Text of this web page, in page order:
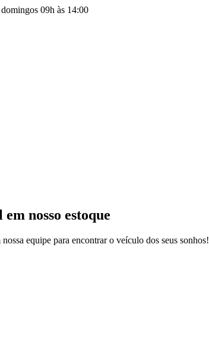
09h às 14:00
nosso estoque
equipe para encontrar o veículo dos seus sonhos!